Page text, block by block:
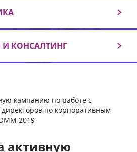
КОНСАЛТИНГ
кампанию по работе с
по корпоративным
2019
активную